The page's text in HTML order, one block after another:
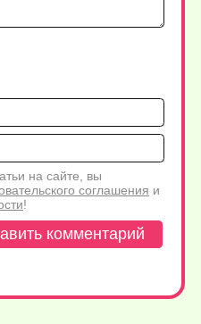
Имя*
на сайте, вы
соглашения и
!